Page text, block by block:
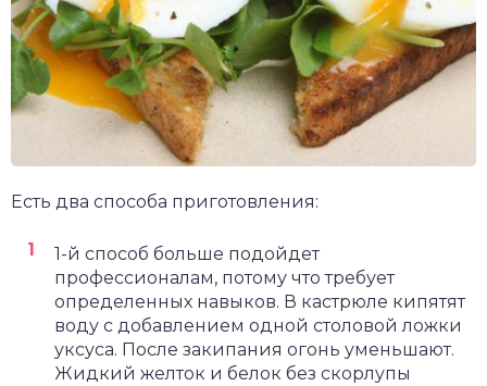
Есть два способа приготовления:
1-й способ больше подойдет
профессионалам, потому что требует
определенных навыков. В кастрюле кипятят
воду с добавлением одной столовой ложки
уксуса. После закипания огонь уменьшают.
Жидкий желток и белок без скорлупы